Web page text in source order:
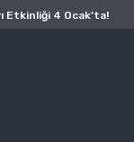
Etkinliği 4 Ocak’ta!